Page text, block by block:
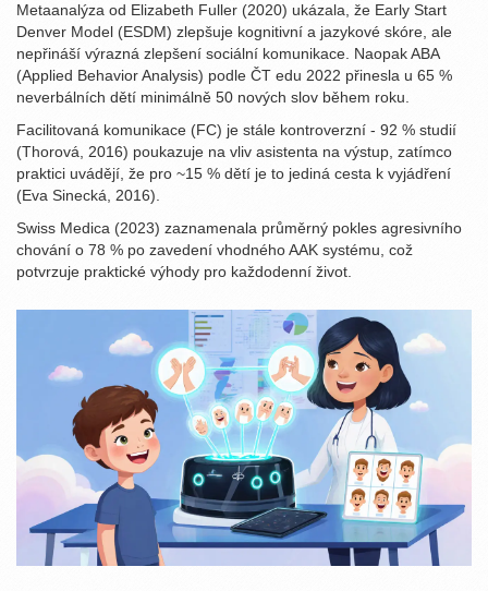
Metaanalýza od Elizabeth Fuller (2020) ukázala, že Early Start
Denver Model (ESDM) zlepšuje kognitivní a jazykové skóre, ale
nepřináší výrazná zlepšení sociální komunikace. Naopak ABA
(Applied Behavior Analysis) podle ČT edu 2022 přinesla u 65 %
neverbálních dětí minimálně 50 nových slov během roku.
Facilitovaná komunikace (FC) je stále kontroverzní - 92 % studií
(Thorová, 2016) poukazuje na vliv asistenta na výstup, zatímco
praktici uvádějí, že pro ~15 % dětí je to jediná cesta k vyjádření
(Eva Sinecká, 2016).
Swiss Medica (2023) zaznamenala průměrný pokles agresivního
chování o 78 % po zavedení vhodného AAK systému, což
potvrzuje praktické výhody pro každodenní život.